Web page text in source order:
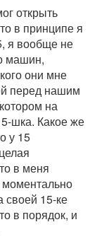
открыть
в принципе я
я вообще не
машин,
они мне
перед нашим
на
шка. Какое же
у 15
в меня
своей 15-ке
в порядок, и